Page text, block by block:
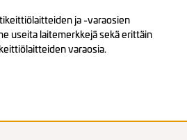
ja -varaosien
useita laitemerkkejä sekä erittäin
varaosia.